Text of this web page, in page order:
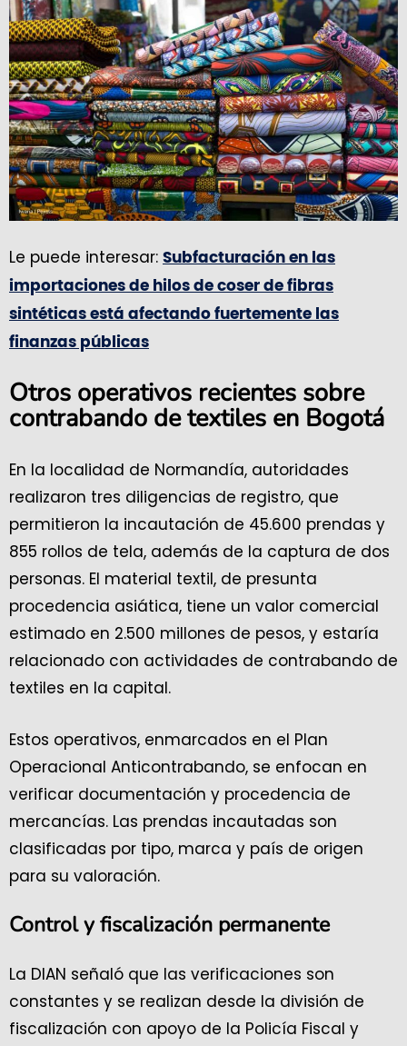
Le puede interesar: Subfacturación en las
importaciones de hilos de coser de fibras
sintéticas está afectando fuertemente las
finanzas públicas
Otros operativos recientes sobre
contrabando de textiles en Bogotá
En la localidad de Normandía, autoridades
realizaron tres diligencias de registro, que
permitieron la incautación de 45.600 prendas y
855 rollos de tela, además de la captura de dos
personas. El material textil, de presunta
procedencia asiática, tiene un valor comercial
estimado en 2.500 millones de pesos, y estaría
relacionado con actividades de contrabando de
textiles en la capital.
Estos operativos, enmarcados en el Plan
Operacional Anticontrabando, se enfocan en
verificar documentación y procedencia de
mercancías. Las prendas incautadas son
clasificadas por tipo, marca y país de origen
para su valoración.
Control y fiscalización permanente
La DIAN señaló que las verificaciones son
constantes y se realizan desde la división de
fiscalización con apoyo de la Policía Fiscal y